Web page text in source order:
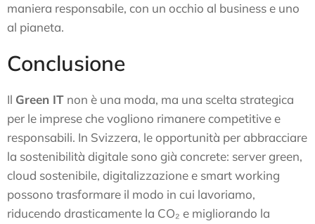
maniera responsabile, con un occhio al business e uno
al pianeta.
Conclusione
Il Green IT non è una moda, ma una scelta strategica
per le imprese che vogliono rimanere competitive e
responsabili. In Svizzera, le opportunità per abbracciare
la sostenibilità digitale sono già concrete: server green,
cloud sostenibile, digitalizzazione e smart working
possono trasformare il modo in cui lavoriamo,
riducendo drasticamente la CO₂ e migliorando la